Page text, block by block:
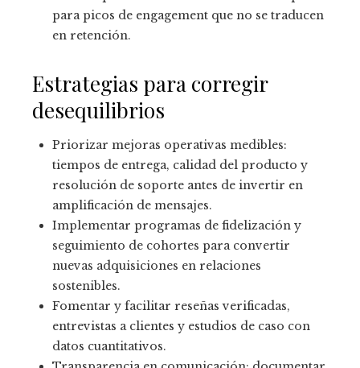
para picos de engagement que no se traducen
en retención.
Estrategias para corregir
desequilibrios
Priorizar mejoras operativas medibles:
tiempos de entrega, calidad del producto y
resolución de soporte antes de invertir en
amplificación de mensajes.
Implementar programas de fidelización y
seguimiento de cohortes para convertir
nuevas adquisiciones en relaciones
sostenibles.
Fomentar y facilitar reseñas verificadas,
entrevistas a clientes y estudios de caso con
datos cuantitativos.